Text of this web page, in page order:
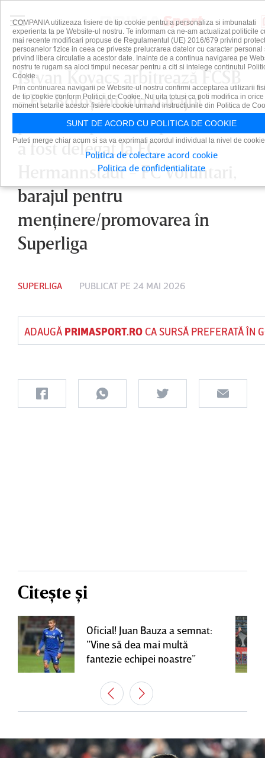
Istvan Kovacs arbitrează FCSB
- FC Botoşani din barajul
pentru cupele europene! Cine
a fost delegat la FC
Hermannstadt - FC Voluntari,
barajul pentru
menţinere/promovarea în
Superliga
SUPERLIGA PUBLICAT PE 24 MAI 2026
ADAUGĂ PRIMASPORT.ROCA SURSĂ PREFERATĂ ÎN
Citește și
Oficial! Juan Bauza a semnat:
”Vine să dea mai multă
fantezie echipei noastre”
COMPANIA utilizeaza fisiere de tip cookie pentru a personaliza si imbunatati
experienta ta pe Website-ul nostru. Te informam ca ne-am actualizat politicile
mai recente modificari propuse de Regulamentul (UE) 2016/679 privind
persoanelor fizice in ceea ce priveste prelucrarea datelor cu caracter personal
privind libera circulatie a acestor date. Inainte de a continua navigarea pe
nostru te rugam sa aloci timpul necesar pentru a citi si intelege continutul
Cookie.
Prin continuarea navigarii pe Website-ul nostru confirmi acceptarea utilizarii
de tip cookie conform Politicii de Cookie. Nu uita totusi ca poti modifica in orice
moment setarile acestor fisiere cookie urmand instructiunile din Politica de
SUNT DE ACORD CU POLITICA DE COOKIE
Puteti merge chiar acum si sa va exprimati acordul individual la nivel de
Politica de colectare acord cookie
Politica de confidentialitate